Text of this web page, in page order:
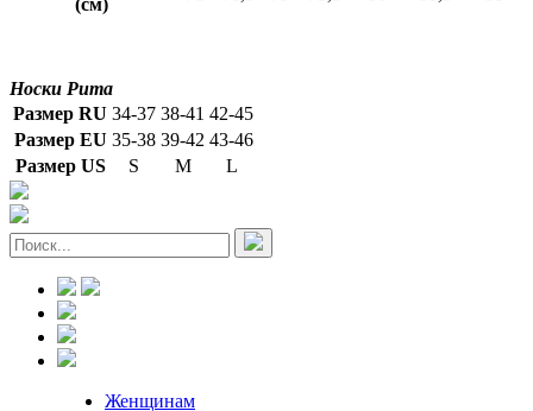
(см)
Носки Puma
Размер RU 34-37 38-41 42-45
Размер EU 35-38 39-42 43-46
Размер US
S M L
Женщинам